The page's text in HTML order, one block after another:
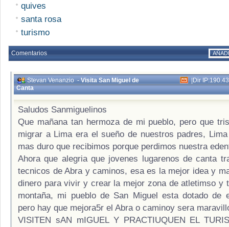
quives
santa rosa
turismo
Comentarios
Stevan Venanzio-Visita San Miguel de
Canta
|Dir
Saludos Sanmiguelinos
Que mañana tan hermoza de mi pueblo, pero que
migrar a Lima era el sueño de nuestros padres,
mas duro que recibimos porque perdimos nuestra
Ahora que alegria que jovenes lugarenos de canta
tecnicos de Abra y caminos, esa es la mejor idea y
dinero para vivir y crear la mejor zona de atletimso y
montaña, mi pueblo de San Miguel esta dotado de
pero hay que mejora5r el Abra o caminoy sera
VISITEN sAN mIGUEL Y PRACTIUQUEN EL